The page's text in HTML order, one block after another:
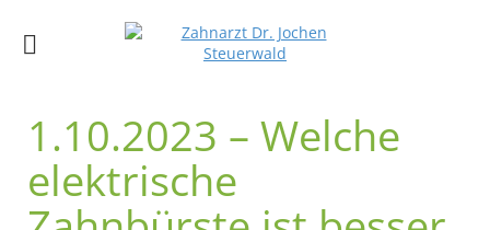
1.10.2023 – Welche
elektrische